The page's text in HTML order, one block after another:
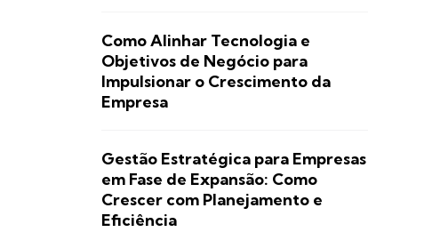
Como Alinhar Tecnologia e
Objetivos de Negócio para
Impulsionar o Crescimento da
Empresa
Gestão Estratégica para Empresas
em Fase de Expansão: Como
Crescer com Planejamento e
Eficiência